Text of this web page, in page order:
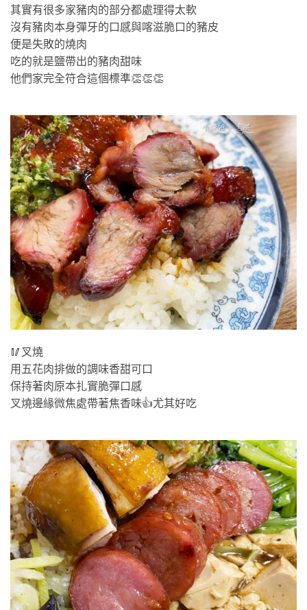
其實有很多家豬肉的部分都處理得太軟
沒有豬肉本身彈牙的口感與喀滋脆口的豬皮
便是失敗的燒肉
吃的就是鹽帶出的豬肉甜味
他們家完全符合這個標準👏👏👏
🥢叉燒
用五花肉排做的調味香甜可口
保持著肉原本扎實脆彈口感
叉燒邊緣微焦處帶著焦香味👍尤其好吃